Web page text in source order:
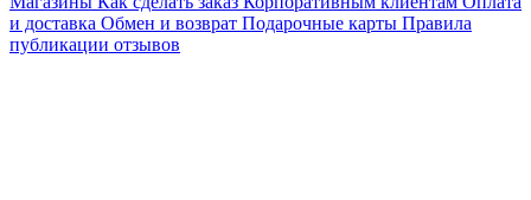
и доставка Обмен и возврат Подарочные карты Правила
публикации отзывов